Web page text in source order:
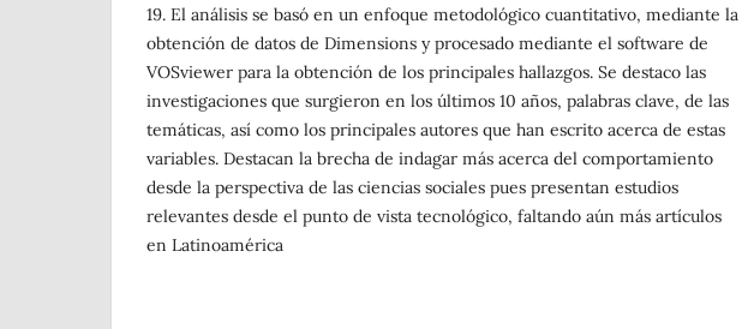
19. El análisis se basó en un enfoque metodológico cuantitativo, mediante la
obtención de datos de Dimensions y procesado mediante el software de
VOSviewer para la obtención de los principales hallazgos. Se destaco las
investigaciones que surgieron en los últimos 10 años, palabras clave, de las
temáticas, así como los principales autores que han escrito acerca de estas
variables. Destacan la brecha de indagar más acerca del comportamiento
desde la perspectiva de las ciencias sociales pues presentan estudios
relevantes desde el punto de vista tecnológico, faltando aún más artículos
en Latinoamérica